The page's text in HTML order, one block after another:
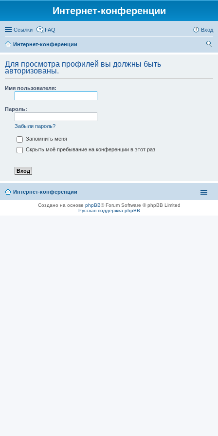
Интернет-конференции
Ссылки FAQ Вход
Интернет-конференции
Для просмотра профилей вы должны быть
авторизованы.
Имя пользователя:
Пароль:
Забыли пароль?
Запомнить меня
Скрыть моё пребывание на конференции в этот раз
Интернет-конференции
Создано на основе phpBB® Forum Software © phpBB Limited
Русская поддержка phpBB